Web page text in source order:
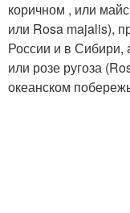
коричном , или
или Rosa majalis),
России и в
или розе ругоза
океанском